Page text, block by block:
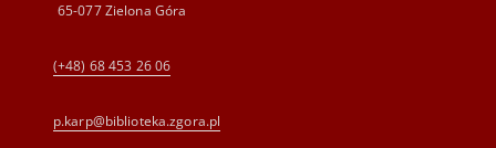
65-077 Zielona Góra
(+48) 68 453 26 06
p.karp@biblioteka.zgora.pl